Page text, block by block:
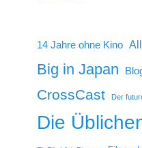
14 Jahre ohne Kino
Big in Japan
CrossCast Der
Die